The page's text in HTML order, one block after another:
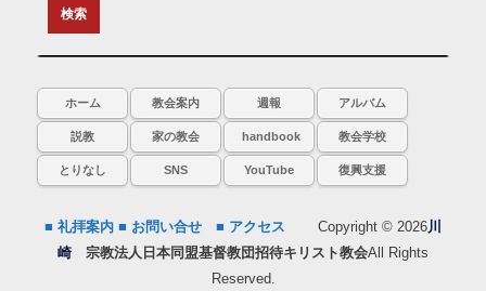
ホーム 教会案内 週報 アルバム
説教 家の教会 handbook 教会学校
とりなし SNS YouTube 復興支援
■ 礼拝案内 ■ お問い合せ ■ アクセス Copyright © 2026川
崎
宗教法人日本同盟基督教団招待キリスト教会All Rights
Reserved.